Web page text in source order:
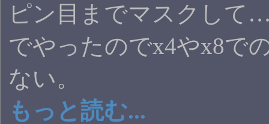
ピン目までマスクして
でやったのでx4やx8で
ない。
もっと読む...